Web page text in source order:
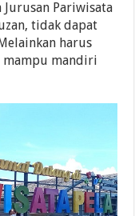
Jurusan Pariwisata
tidak dapat
harus
mampu mandiri